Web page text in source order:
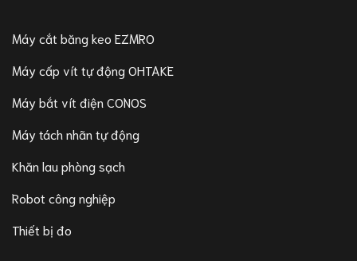
Máy cắt băng keo EZMRO
Máy cấp vít tự động OHTAKE
Máy bắt vít điện CONOS
Máy tách nhãn tự động
Khăn lau phòng sạch
Robot công nghiệp
Thiết bị đo